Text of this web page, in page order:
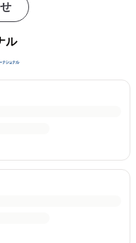
ル